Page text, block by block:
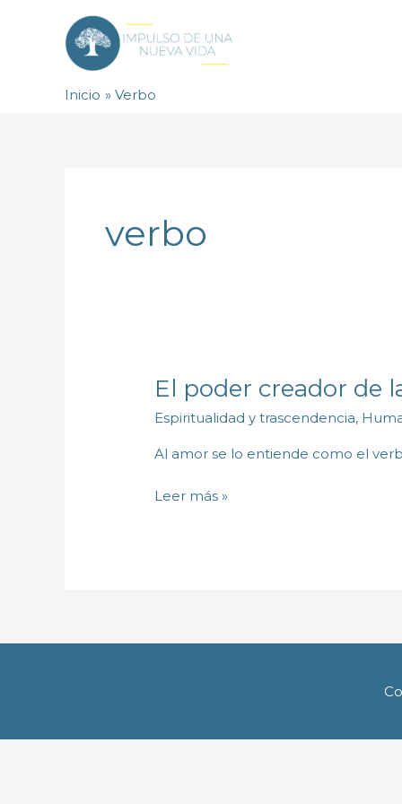
contenido
Inicio Verbo
verbo
El poder creador de
Espiritualidad y trascendencia,
Al amor se lo entiende como el
El
poder
creador
de
palabra
Leer más »